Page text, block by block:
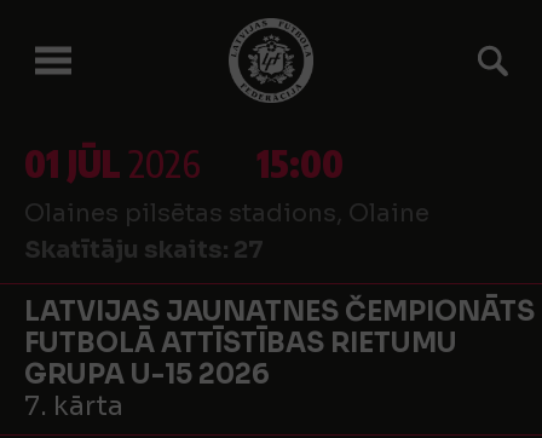
01 JŪL2026 15:00
Olaines pilsētas stadions, Olaine
Skatītāju skaits: 27
LATVIJAS JAUNATNES ČEMPIONĀTS
FUTBOLĀ ATTĪSTĪBAS RIETUMU
GRUPA U-15 2026
7. kārta